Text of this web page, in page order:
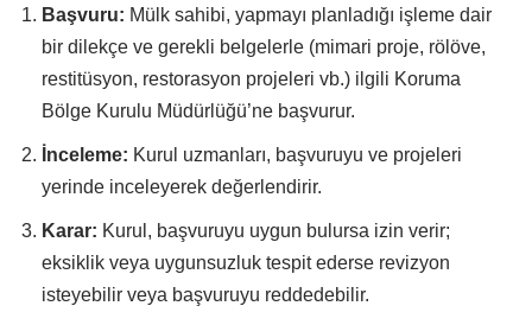
Başvuru: Mülk sahibi, yapmayı planladığı işleme dair
bir dilekçe ve gerekli belgelerle (mimari proje, rölöve,
restitüsyon, restorasyon projeleri vb.) ilgili Koruma
Bölge Kurulu Müdürlüğü’ne başvurur.
İnceleme: Kurul uzmanları, başvuruyu ve projeleri
yerinde inceleyerek değerlendirir.
Karar: Kurul, başvuruyu uygun bulursa izin verir;
eksiklik veya uygunsuzluk tespit ederse revizyon
isteyebilir veya başvuruyu reddedebilir.